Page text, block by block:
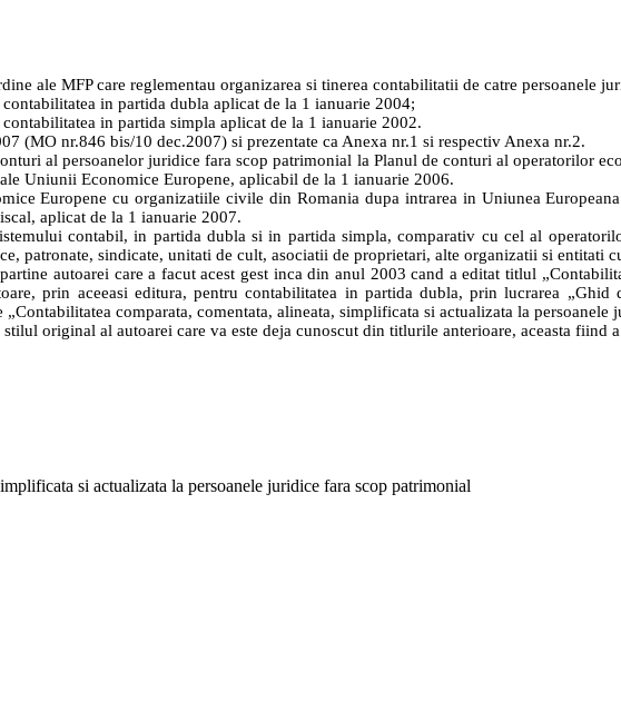
ale MFP care reglementau organizarea si tinerea contabilitatii de catre persoanele
in partida dubla aplicat de la 1 ianuarie 2004;
in partida simpla aplicat de la 1 ianuarie 2002.
(MO nr.846 bis/10 dec.2007) si prezentate ca Anexa nr.1 si respectiv Anexa nr.2.
al persoanelor juridice fara scop patrimonial la Planul de conturi al operatorilor
Uniunii Economice Europene, aplicabil de la 1 ianuarie 2006.
Europene cu organizatiile civile din Romania dupa intrarea in Uniunea
aplicat de la 1 ianuarie 2007.
contabil, in partida dubla si in partida simpla, comparativ cu cel al
patronate, sindicate, unitati de cult, asociatii de proprietari, alte organizatii si entitati
autoarei care a facut acest gest inca din anul 2003 cand a editat titlul
prin aceeasi editura, pentru contabilitatea in partida dubla, prin lucrarea
comparata, comentata, alineata, simplificata si actualizata la persoanele
original al autoarei care va este deja cunoscut din titlurile anterioare, aceasta fiind
si actualizata la persoanele juridice fara scop patrimonial